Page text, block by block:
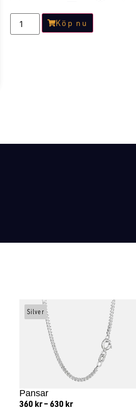
Köp nu
Pansar
360 kr –630 kr
Silver